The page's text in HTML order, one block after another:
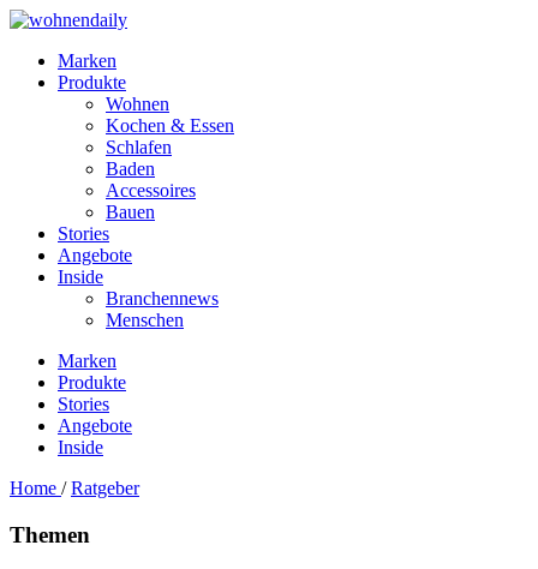
Marken
Produkte
Wohnen
Kochen & Essen
Schlafen
Baden
Accessoires
Bauen
Stories
Angebote
Inside
Branchennews
Menschen
Marken
Produkte
Stories
Angebote
Inside
Home /Ratgeber
Themen